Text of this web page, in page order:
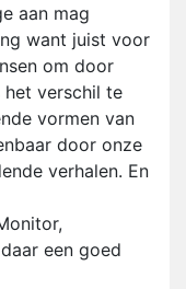
aan mag
want juist voor
om door
het verschil te
vormen van
door onze
verhalen. En
een goed